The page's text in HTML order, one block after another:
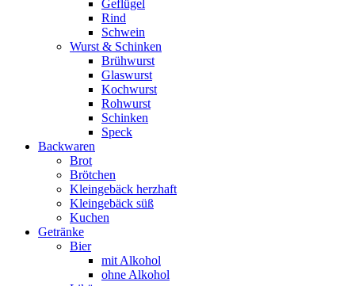
Geflügel
Rind
Schwein
Wurst & Schinken
Brühwurst
Glaswurst
Kochwurst
Rohwurst
Schinken
Speck
Backwaren
Brot
Brötchen
Kleingebäck herzhaft
Kleingebäck süß
Kuchen
Getränke
Bier
mit Alkohol
ohne Alkohol